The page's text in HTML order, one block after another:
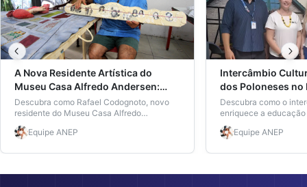
A Nova Residente Artística do
Museu Casa Alfredo Andersen:
Rafael Codognoto e Suas
Contribuições para a Educação
Artística
Descubra como Rafael Codognoto, novo
residente do Museu Casa Alfredo
Andersen, impacta a educação artística no
Brasil.Equipe ANEP
Intercâmbio
dos Poloneses no
Brusque
Descubra como o
enriquece a
Brasil, com foco na
Museu Casa de
Equipe ANEP